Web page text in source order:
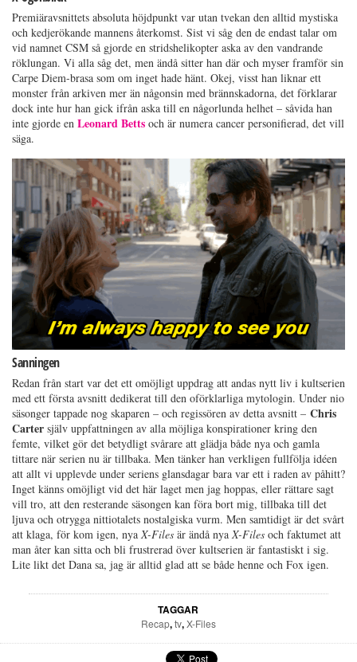
Premiäravsnittets absoluta höjdpunkt var utan tvekan den alltid mystiska
och kedjerökande mannens återkomst. Sist vi såg den de endast talar om
vid namnet CSM så gjorde en stridshelikopter aska av den vandrande
röklungan. Vi alla såg det, men ändå sitter han där och myser framför sin
Carpe Diem-brasa som om inget hade hänt. Okej, visst han liknar ett
monster från arkiven mer än någonsin med brännskadorna, det förklarar
dock inte hur han gick ifrån aska till en någorlunda helhet – såvida han
inte gjorde en Leonard Betts och är numera cancer personifierad, det vill
säga.
Sanningen
Redan från start var det ett omöjligt uppdrag att andas nytt liv i kultserien
med ett första avsnitt dedikerat till den oförklarliga mytologin. Under nio
säsonger tappade nog skaparen – och regissören av detta avsnitt – Chris
Carter själv uppfattningen av alla möjliga konspirationer kring den
femte, vilket gör det betydligt svårare att glädja både nya och gamla
tittare när serien nu är tillbaka. Men tänker han verkligen fullfölja idéen
att allt vi upplevde under seriens glansdagar bara var ett i raden av påhitt?
Inget känns omöjligt vid det här laget men jag hoppas, eller rättare sagt
vill tro, att den resterande säsongen kan föra bort mig, tillbaka till det
ljuva och otrygga nittiotalets nostalgiska vurm. Men samtidigt är det svårt
att klaga, för kom igen, nya X-Files är ändå nya X-Files och faktumet att
man åter kan sitta och bli frustrerad över kultserien är fantastiskt i sig.
Lite likt det Dana sa, jag är alltid glad att se både henne och Fox igen.
TAGGAR
Recap,tv,X-Files